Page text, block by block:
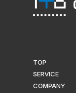
TOP
SERVICE
COMPANY